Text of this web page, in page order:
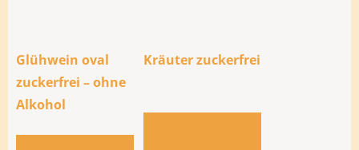
Glühwein oval
zuckerfrei – ohne
Alkohol
Kräuter zuckerfrei